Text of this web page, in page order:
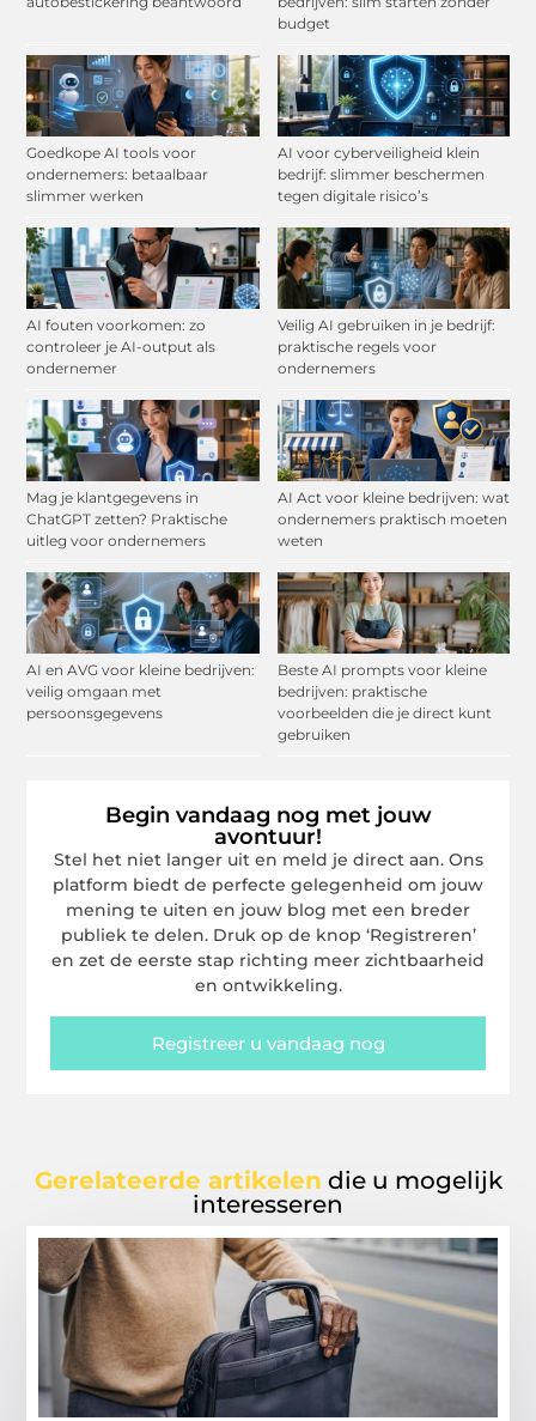
budget
Goedkope AI tools voor
ondernemers: betaalbaar
slimmer werken
AI voor cyberveiligheid klein
bedrijf: slimmer beschermen
tegen digitale risico’s
AI fouten voorkomen: zo
controleer je AI-output als
ondernemer
Veilig AI gebruiken in je bedrijf:
praktische regels voor
ondernemers
Mag je klantgegevens in
ChatGPT zetten? Praktische
uitleg voor ondernemers
AI Act voor kleine bedrijven: wat
ondernemers praktisch moeten
weten
AI en AVG voor kleine bedrijven:
veilig omgaan met
persoonsgegevens
Beste AI prompts voor kleine
bedrijven: praktische
voorbeelden die je direct kunt
gebruiken
Begin vandaag nog met jouw
avontuur!
Stel het niet langer uit en meld je direct aan. Ons
platform biedt de perfecte gelegenheid om jouw
mening te uiten en jouw blog met een breder
publiek te delen. Druk op de knop ‘Registreren’
en zet de eerste stap richting meer zichtbaarheid
en ontwikkeling.
Registreer u vandaag nog
Gerelateerde artikelen die u mogelijk
interesseren